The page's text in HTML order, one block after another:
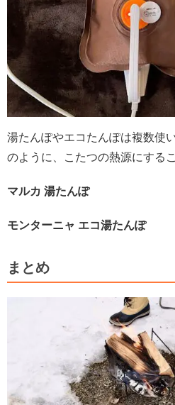
湯たんぽやエコたんぽは複数使
のように、こたつの熱源にする
マルカ 湯たんぽ
モンターニャ エコ湯たんぽ
まとめ